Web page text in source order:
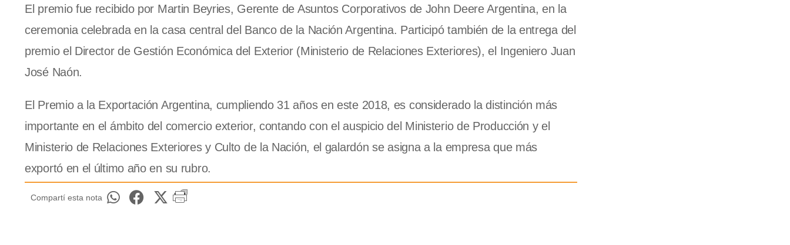
El premio fue recibido por Martin Beyries, Gerente de Asuntos Corporativos de John Deere Argentina, en la
ceremonia celebrada en la casa central del Banco de la Nación Argentina. Participó también de la entrega del
premio el Director de Gestión Económica del Exterior (Ministerio de Relaciones Exteriores), el Ingeniero Juan
José Naón.
El Premio a la Exportación Argentina, cumpliendo 31 años en este 2018, es considerado la distinción más
importante en el ámbito del comercio exterior, contando con el auspicio del Ministerio de Producción y el
Ministerio de Relaciones Exteriores y Culto de la Nación, el galardón se asigna a la empresa que más
exportó en el último año en su rubro.
Compartí esta nota